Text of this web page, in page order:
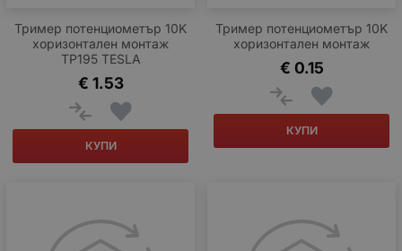
Тример потенциометър 10K
хоризонтален монтаж
TP195 TESLA
1.53
€
КУПИ
Тример потенциометър 10K
хоризонтален монтаж
0.15
€
КУПИ